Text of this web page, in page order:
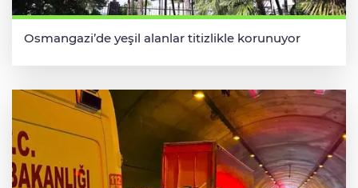
Osmangazi’de yeşil alanlar titizlikle korunuyor